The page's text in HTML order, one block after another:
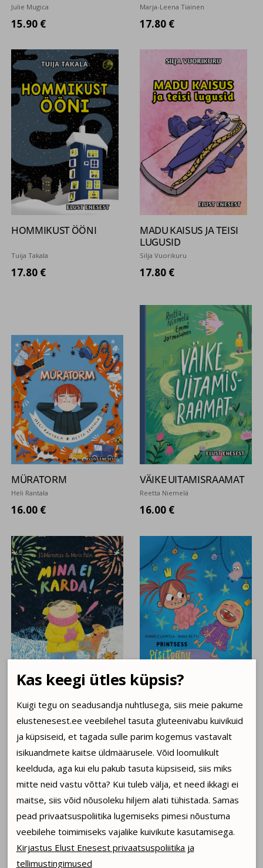
Julie Mugica
15.90 €
Marja-Leena Tiainen
17.80 €
HOMMIKUST ÖÖNI
Tuija Takala
17.80 €
MADU KAISUS JA TEISI
LUGUSID
Silja Vuorikuru
17.80 €
MÜRATORM
Heli Rantala
16.00 €
VÄIKE UITAMISRAAMAT
Reetta Niemelä
16.00 €
MINA EI KARDA!
J.S. Meresmaa
16.00 €
PRINTSESS PISITRIINU JA
IMEPÄRANE
LÕBUSTUSPARK
Hannele Lampela
15.00 €
Kas keegi ütles küpsis?
Kuigi tegu on seadusandja nuhtlusega, siis meie pakume
elustenesest.ee veebilehel tasuta gluteenivabu kuivikuid
ja küpsiseid, et tagada sulle parim kogemus vastavalt
isikuandmete kaitse üldmäärusele. Võid loomulikult
keelduda, aga kui elu pakub tasuta küpsiseid, siis miks
mitte neid vastu võtta? Kui tuleb välja, et need ikkagi ei
maitse, siis võid nõusoleku hiljem alati tühistada. Samas
pead privaatsuspoliitika lugemiseks pimesi nõustuma
veebilehe toimimiseks vajalike kuivikute kasutamisega.
Kirjastus Elust Enesest privaatsuspoliitika ja
tellimustingimused